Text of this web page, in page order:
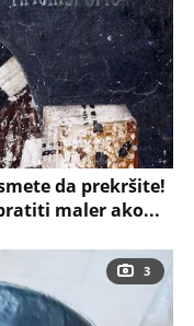
da prekršite!
maler ako...
3